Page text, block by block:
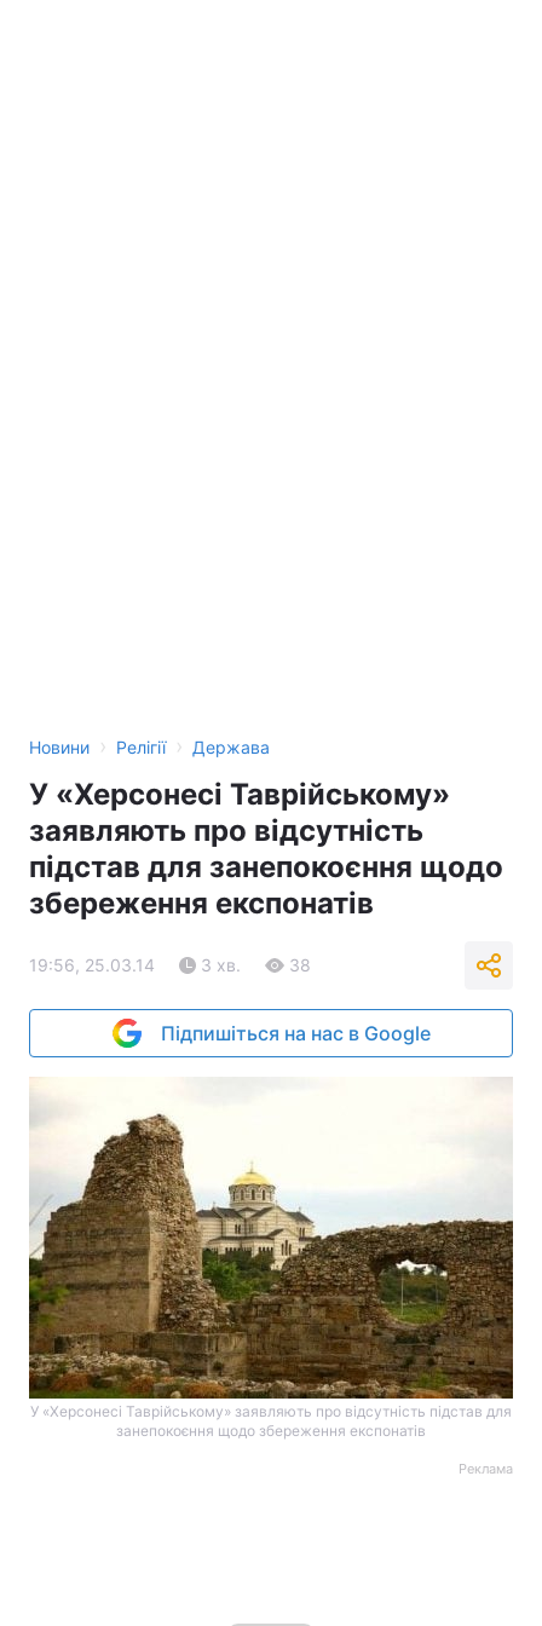
Новини › Релігії › Держава
У «Херсонесі Таврійському»
заявляють про відсутність
підстав для занепокоєння щодо
збереження експонатів
19:56, 25.03.14 3 хв. 38
Підпишіться на нас в Google
У «Херсонесі Таврійському» заявляють про відсутність підстав для
занепокоєння щодо збереження експонатів
Реклама